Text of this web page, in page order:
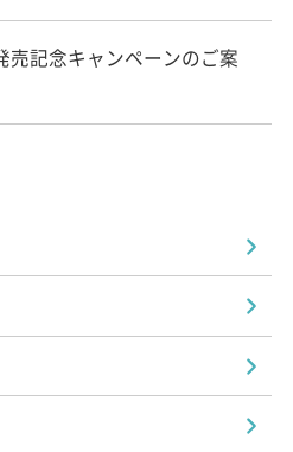
売記念キャンペーンのご案